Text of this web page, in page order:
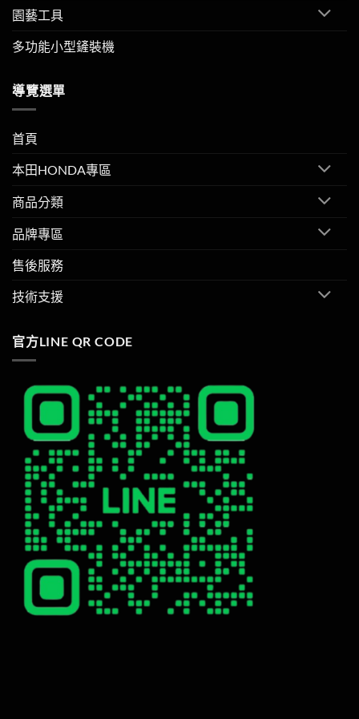
園藝工具
多功能小型鏟裝機
導覽選單
首頁
本田HONDA專區
商品分類
品牌專區
售後服務
技術支援
官方LINE QR CODE